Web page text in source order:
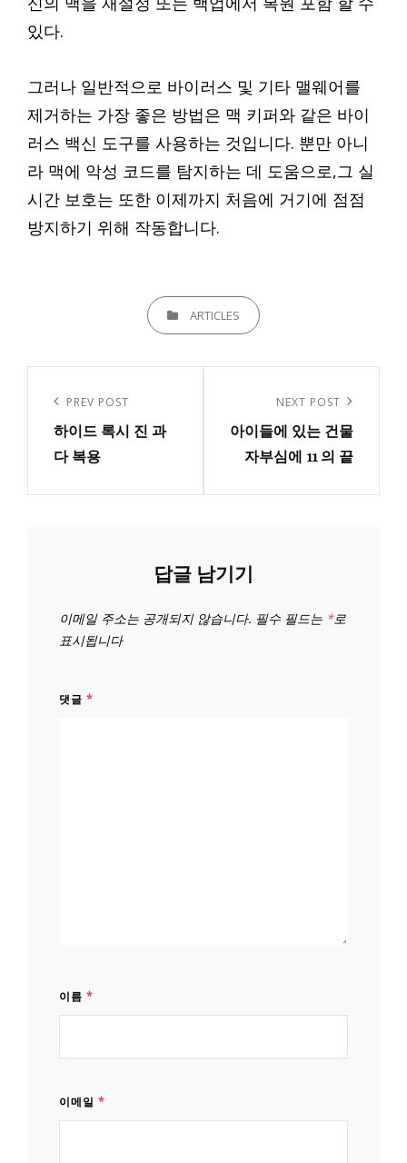
있다.
그러나 일반적으로 바이러스 및 기타 맬웨어를
제거하는 가장 좋은 방법은 맥 키퍼와 같은 바이
러스 백신 도구를 사용하는 것입니다. 뿐만 아니
라 맥에 악성 코드를 탐지하는 데 도움으로,그 실
시간 보호는 또한 이제까지 처음에 거기에 점점
방지하기 위해 작동합니다.
CATEGORIESARTICLES
이
Previous
Post
PREV POST
하이드 록시 진 과
다 복용
Post
NEXT POST
아이들에 있는 건물
자부심에 11 의 끝
답글 남기기
이메일 주소는 공개되지 않습니다. 필수 필드는 *로
표시됩니다
댓글 *
이름 *
이메일 *